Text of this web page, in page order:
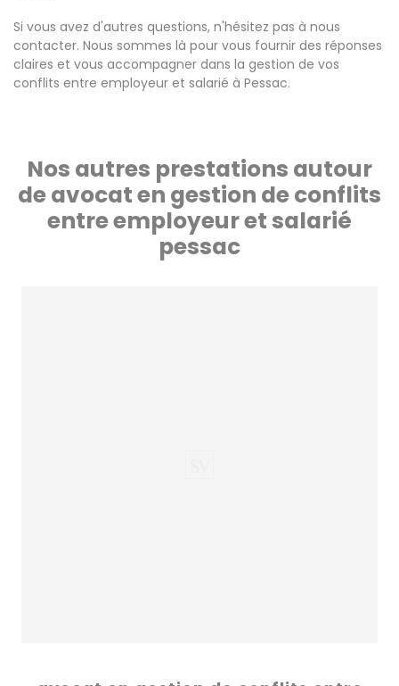
Si vous avez d'autres questions, n'hésitez pas à nous
contacter. Nous sommes là pour vous fournir des réponses
claires et vous accompagner dans la gestion de vos
conflits entre employeur et salarié à Pessac.
Nos autres prestations autour
de avocat en gestion de conflits
entre employeur et salarié
pessac